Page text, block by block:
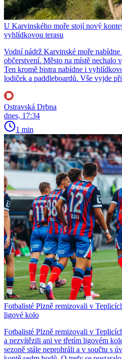
U Karvinského moře stojí nový
vyhlídkovou terasu
Vodní nádrž Karvinské moře
občerstvení. Město na místě nechalo
Ten kromě bistra nabídne i
lodiček a paddleboardů. Vše vyjde
Ostravská Drbna
dnes, 17:34
1 min
Fotbalisté Plzně remizovali v
ligové kolo
Fotbalisté Plzně remizovali v
a nezvítězili ani ve třetím ligovém
sezoně stále neprohráli a v součtu s